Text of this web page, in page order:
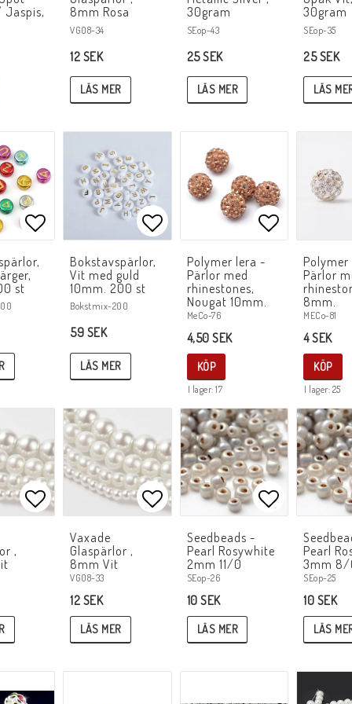
Jaspis,
8mm Rosa
VG08-34
12 SEK
LÄS MER
30gram
SEop-43
25 SEK
LÄS MER
30gram
SEop-35
25 SEK
LÄS
Lägg till i favoritlistan
st
Lägg till i favoritlistan
Bokstavspärlor,
Vit med guld
10mm. 200 st
Bokstmix-200
59 SEK
LÄS MER
Lägg till i
Polymer lera -
Pärlor med
rhinestones,
Nougat 10mm.
MeCo-76
4,50 SEK
I lager: 17
KÖP
Pärlor
8mm.
MECo-81
4 SEK
I lager: 25
KÖP
Lägg till i favoritlistan
,
Lägg till i favoritlistan
Vaxade
Glaspärlor ,
8mm Vit
VG08-33
12 SEK
LÄS MER
Lägg till i
Seedbeads -
Pearl Rosywhite
2mm 11/0
SEop-26
10 SEK
LÄS MER
Pearl
3mm 8/
SEop-25
10 SEK
LÄS